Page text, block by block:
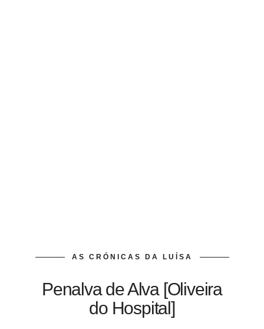
AS CRÓNICAS DA LUÍSA
Penalva de Alva [Oliveira
do Hospital]